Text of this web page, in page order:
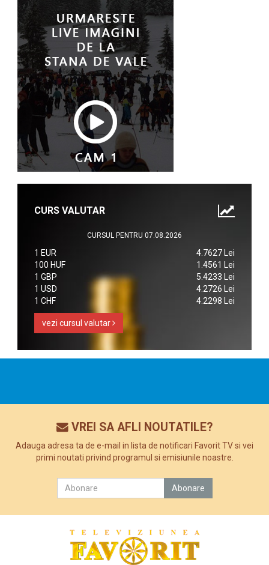
CURS VALUTAR
CURSUL PENTRU 07.08.2026
1 EUR
4.7627 Lei
100 HUF
1.4561 Lei
1 GBP
5.4233 Lei
1 USD
4.2726 Lei
1 CHF
4.2298 Lei
vezi cursul valutar
VREI SA AFLI NOUTATILE?
Adauga adresa ta de e-mail in lista de notificari Favorit TV si vei
primi noutati privind programul si emisiunile noastre.